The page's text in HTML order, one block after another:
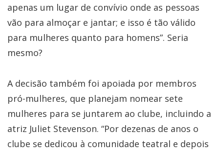
apenas um lugar de convívio onde as pessoas
vão para almoçar e jantar; e isso é tão válido
para mulheres quanto para homens”. Seria
mesmo?
A decisão também foi apoiada por membros
pró-mulheres, que planejam nomear sete
mulheres para se juntarem ao clube, incluindo a
atriz Juliet Stevenson. “Por dezenas de anos o
clube se dedicou à comunidade teatral e depois